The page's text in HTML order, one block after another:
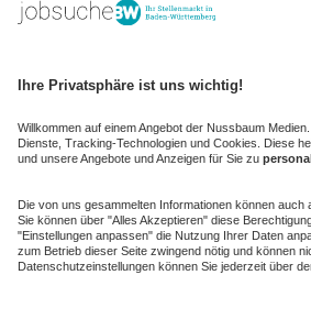
kaufinBW
NussbaumID
Nussbaum Medien
de.jobble.org